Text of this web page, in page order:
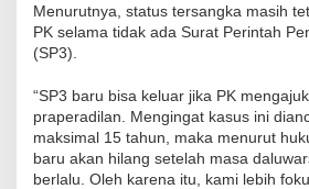
Menurutnya, status tersangka masih
PK selama tidak ada Surat Perintah
(SP3).
“SP3 baru bisa keluar jika PK
praperadilan. Mengingat kasus ini
maksimal 15 tahun, maka menurut
baru akan hilang setelah masa
berlalu. Oleh karena itu, kami lebih